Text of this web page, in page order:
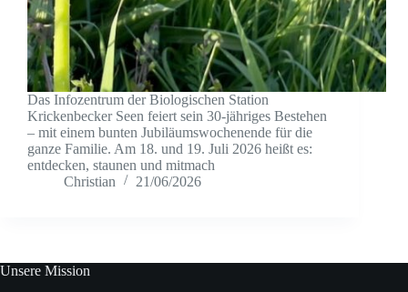
Das Infozentrum der Biologischen Station
Krickenbecker Seen feiert sein 30-jähriges Bestehen
– mit einem bunten Jubiläumswochenende für die
ganze Familie. Am 18. und 19. Juli 2026 heißt es:
entdecken, staunen und mitmach
Christian
21/06/2026
Unsere Mission